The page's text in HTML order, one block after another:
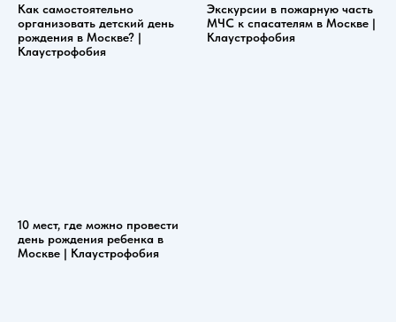
Как самостоятельно
организовать детский день
рождения в Москве? |
Клаустрофобия
Экскурсии в пожарную часть
МЧС к спасателям в Москве |
Клаустрофобия
10 мест, где можно провести
день рождения ребенка в
Москве | Клаустрофобия